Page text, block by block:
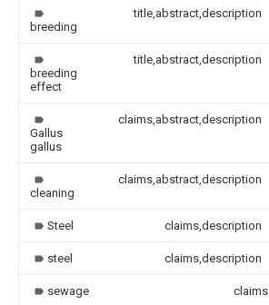
breeding
title,abstract,description
breeding
effect
title,abstract,description
Gallus
gallus
claims,abstract,description
cleaning
claims,abstract,description
Steel claims,description
steel claims,description
sewage claims